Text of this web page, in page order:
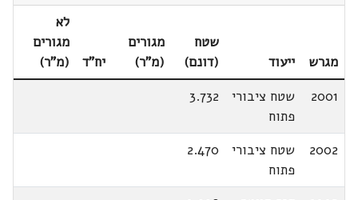
מגרש ייעוד
שטח
(דונם)
מגורים
(מ"ר)
יח"ד
לא
מגורים
(מ"ר)
2001
שטח ציבורי
פתוח
3.732
2002
שטח ציבורי
פתוח
2.470